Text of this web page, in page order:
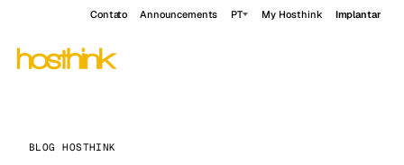
Contato Announcements PT My Hosthink Implantar
BLOG HOSTHINK